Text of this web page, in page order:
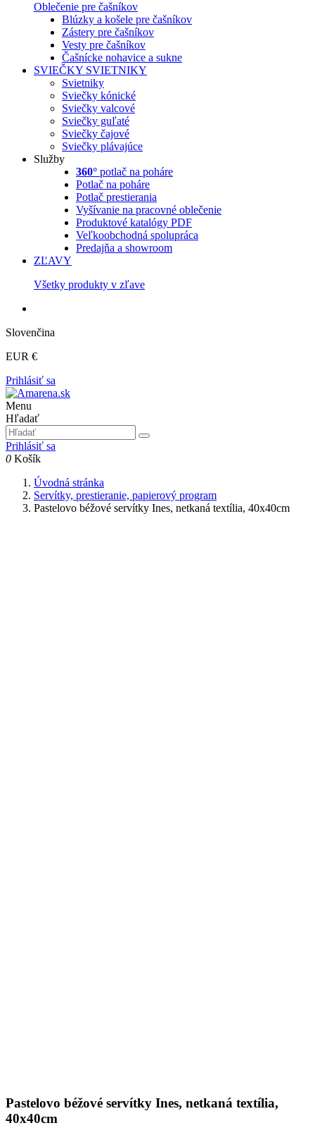
Oblečenie pre čašníkov
Blúzky a košele pre čašníkov
Zástery pre čašníkov
Vesty pre čašníkov
Čašnícke nohavice a sukne
SVIEČKY SVIETNIKY
Svietniky
Sviečky kónické
Sviečky valcové
Sviečky guľaté
Sviečky čajové
Sviečky plávajúce
Služby
360° potlač na poháre
Potlač na poháre
Potlač prestierania
Vyšívanie na pracovné oblečenie
Produktové katalógy PDF
Veľkoobchodná spolupráca
Predajňa a showroom
ZĽAVY
Všetky produkty v zľave
Slovenčina
EUR €
Prihlásiť sa
Menu
Hľadať
Prihlásiť sa
0 Košík
Úvodná stránka
Servítky, prestieranie, papierový program
Pastelovo béžové servítky Ines, netkaná textília, 40x40cm
Pastelovo béžové servítky Ines, netkaná textília,
40x40cm